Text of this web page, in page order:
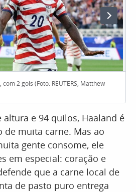
2 gols (Foto: REUTERS, Matthew
altura e 94 quilos, Haaland é
de muita carne. Mas ao
gente consome, ele
em especial: coração e
que a carne local de
de pasto puro entrega